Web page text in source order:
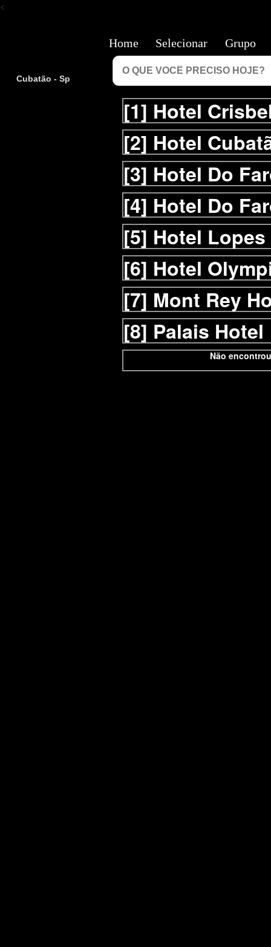
<
Cubatão - Sp
[1] Hotel
[2] Hotel
[3] Hotel Do
[4] Hotel Do
[5] Hotel Lopes
[6] Hotel
[7] Mont Rey
[8] Palais Hotel
Não
Home Selecionar Grupo